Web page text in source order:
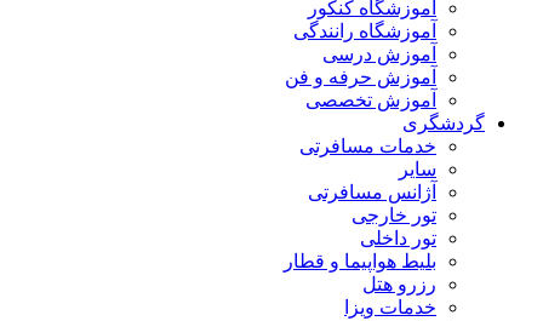
آموزشگاه کنکور
آموزشگاه رانندگی
آموزش درسی
آموزش حرفه و فن
آموزش تخصصی
گردشگری
خدمات مسافرتی
سایر
آژانس مسافرتی
تور خارجی
تور داخلی
بلیط هواپیما و قطار
رزرو هتل
خدمات ویزا